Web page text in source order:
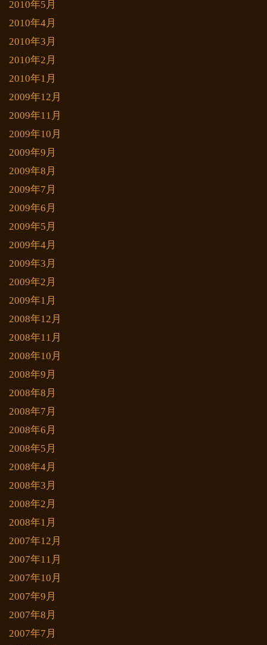
2010年5月
2010年4月
2010年3月
2010年2月
2010年1月
2009年12月
2009年11月
2009年10月
2009年9月
2009年8月
2009年7月
2009年6月
2009年5月
2009年4月
2009年3月
2009年2月
2009年1月
2008年12月
2008年11月
2008年10月
2008年9月
2008年8月
2008年7月
2008年6月
2008年5月
2008年4月
2008年3月
2008年2月
2008年1月
2007年12月
2007年11月
2007年10月
2007年9月
2007年8月
2007年7月